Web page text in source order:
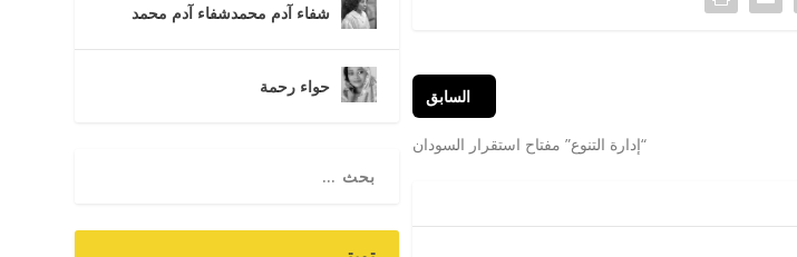
السابق‬
“إدارة التنوع” مفتاح استقرار السودان
شفاء آدم محمدشفاء آدم محمد
حواء رحمة